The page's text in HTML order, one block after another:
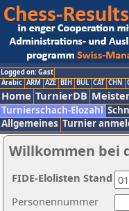
Logged on: Gast
Arabic ARM AZE BIH BUL CAT CHN
Home TurnierDB
Turnierschach-Elozahl
Allgemeines Turnier
Willkommen bei
Personennummer
FIDE-Elolisten Stand